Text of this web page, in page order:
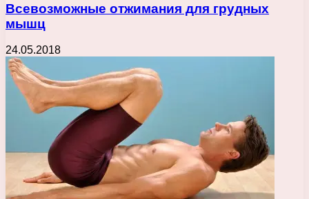
Всевозможные отжимания для грудных
мышц
24.05.2018